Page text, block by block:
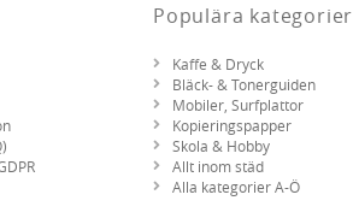
Populära kategorier
Kaffe & Dryck
Bläck- & Tonerguiden
Mobiler, Surfplattor
Kopieringspapper
Skola & Hobby
Allt inom städ
Alla kategorier A-Ö